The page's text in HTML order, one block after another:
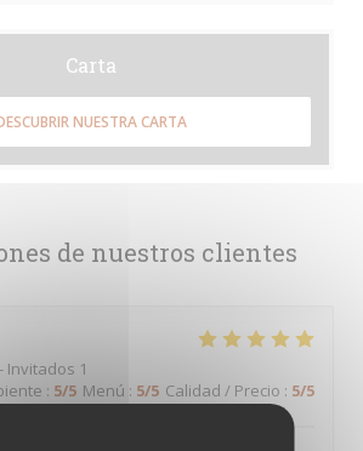
de nuestros clientes
Invitados 1
: 5/5 Menú : 5/5 Calidad / Precio : 5/5
Carta
NUESTRA CARTA